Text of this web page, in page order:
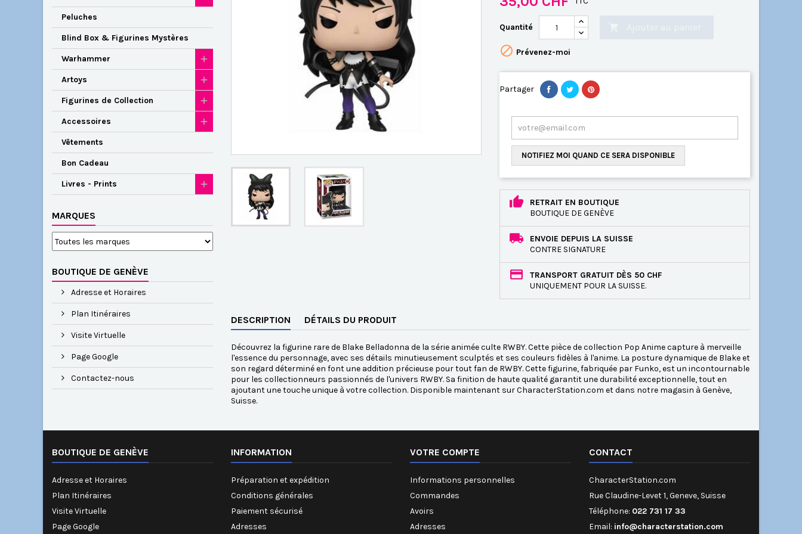
Peluches
Blind Box & Figurines Mystères
Warhammer
Artoys
Figurines de Collection
Accessoires
Vêtements
Bon Cadeau
Livres - Prints
MARQUES
BOUTIQUE DE GENÈVE
Adresse et Horaires
Plan Itinéraires
Visite Virtuelle
Page Google
Contactez-nous
Quantité
 Prévenez-moi
Partager
NOTIFIEZ MOI QUAND CE SERA DISPONIBLE
RETRAIT EN BOUTIQUE
BOUTIQUE DE GENÈVE
ENVOIE DEPUIS LA SUISSE
CONTRE SIGNATURE
TRANSPORT GRATUIT DÈS 50 CHF
UNIQUEMENT POUR LA SUISSE.
DESCRIPTION DÉTAILS DU PRODUIT
Découvrez la figurine rare de Blake Belladonna de la série animée culte RWBY. Cette pièce de collection Pop Anime capture à merveille
l'essence du personnage, avec ses détails minutieusement sculptés et ses couleurs fidèles à l'anime. La posture dynamique de Blake et
son regard déterminé en font une addition précieuse pour tout fan de RWBY. Cette figurine, fabriquée par Funko, est un incontournable
pour les collectionneurs passionnés de l'univers RWBY. Sa finition de haute qualité garantit une durabilité exceptionnelle, tout en
ajoutant une touche unique à votre collection. Disponible maintenant sur CharacterStation.com et dans notre magasin à Genève,
Suisse.
BOUTIQUE DE GENÈVE
Adresse et Horaires
Plan Itinéraires
Visite Virtuelle
Page Google
INFORMATION
Préparation et expédition
Conditions générales
Paiement sécurisé
Adresses
VOTRE COMPTE
Informations personnelles
Commandes
Avoirs
Adresses
CONTACT
CharacterStation.com
Rue Claudine-Levet 1, Geneve, Suisse
Téléphone: 022 731 17 33
Email: info@characterstation.com